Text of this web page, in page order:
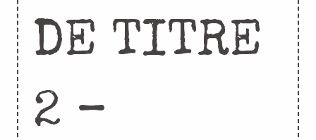
DE TITRE
2 –